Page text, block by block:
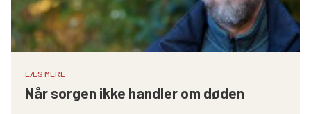
LÆS MERE
Når sorgen ikke handler om døden